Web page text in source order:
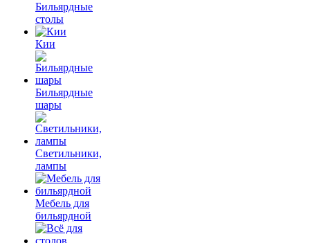
Бильярдные
столы
Кии
Бильярдные
шары
Светильники,
лампы
Мебель для
бильярдной